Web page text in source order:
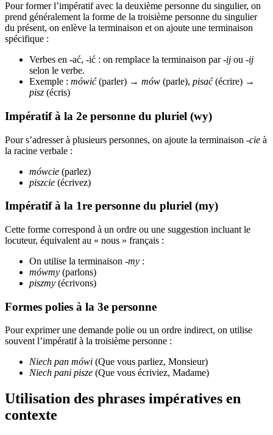
Pour former l’impératif avec la deuxième personne du singulier, on
prend généralement la forme de la troisième personne du singulier
du présent, on enlève la terminaison et on ajoute une terminaison
spécifique :
Verbes en -ać, -ić : on remplace la terminaison par-ij ou -ij
selon le verbe.
Exemple : mówić(parler) → mów (parle), pisać(écrire) →
pisz (écris)
Impératif à la 2e personne du pluriel (wy)
Pour s’adresser à plusieurs personnes, on ajoute la terminaison -cie à
la racine verbale :
mówcie (parlez)
piszcie (écrivez)
Impératif à la 1re personne du pluriel (my)
Cette forme correspond à un ordre ou une suggestion incluant le
locuteur, équivalent au « nous » français :
On utilise la terminaison -my :
mówmy (parlons)
piszmy (écrivons)
Formes polies à la 3e personne
Pour exprimer une demande polie ou un ordre indirect, on utilise
souvent l’impératif à la troisième personne :
Niech pan mówi (Que vous parliez, Monsieur)
Niech pani pisze (Que vous écriviez, Madame)
Utilisation des phrases impératives en
contexte